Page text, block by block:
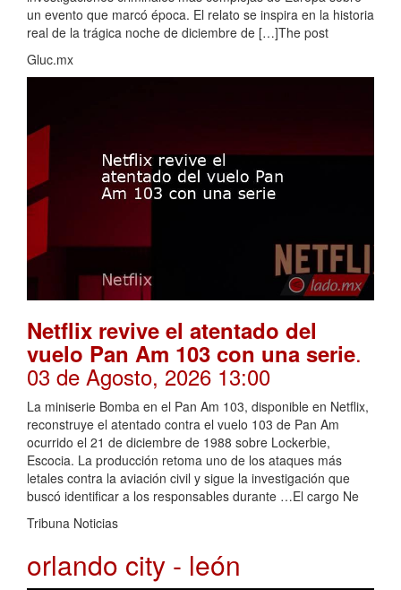
un evento que marcó época. El relato se inspira en la historia
real de la trágica noche de diciembre de […]The post
Gluc.mx
Netflix revive el atentado del
vuelo Pan Am 103 con una serie.
03 de Agosto, 2026 13:00
La miniserie Bomba en el Pan Am 103, disponible en Netflix,
reconstruye el atentado contra el vuelo 103 de Pan Am
ocurrido el 21 de diciembre de 1988 sobre Lockerbie,
Escocia. La producción retoma uno de los ataques más
letales contra la aviación civil y sigue la investigación que
buscó identificar a los responsables durante …El cargo Ne
Tribuna Noticias
orlando city - león